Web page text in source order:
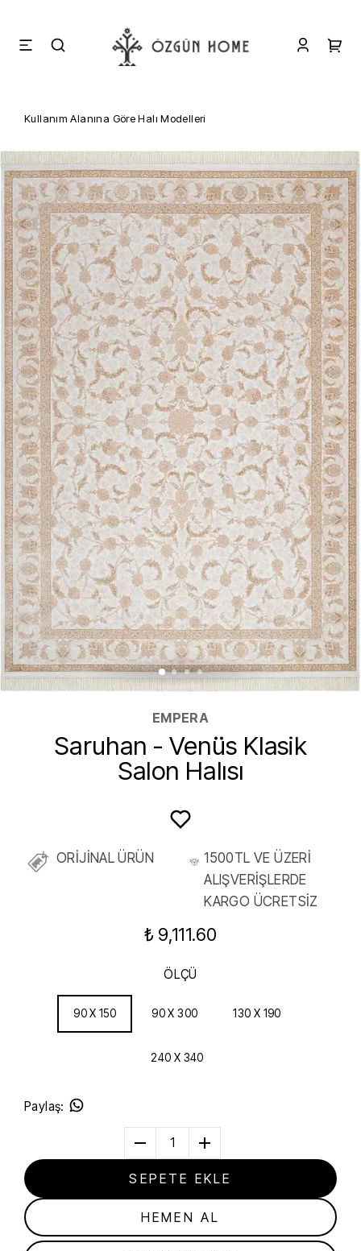
Kullanım Alanına Göre Halı Modelleri
EMPERA
Saruhan - Venüs Klasik
Salon Halısı
ORİJİNAL ÜRÜN
1500TL VE ÜZERİ
ALIŞVERİŞLERDE
KARGO ÜCRETSİZ
₺ 9,111.60
ÖLÇÜ
90 X 150 90 X 300 130 X 190
240 X 340
Paylaş:
1
SEPETE EKLE
HEMEN AL